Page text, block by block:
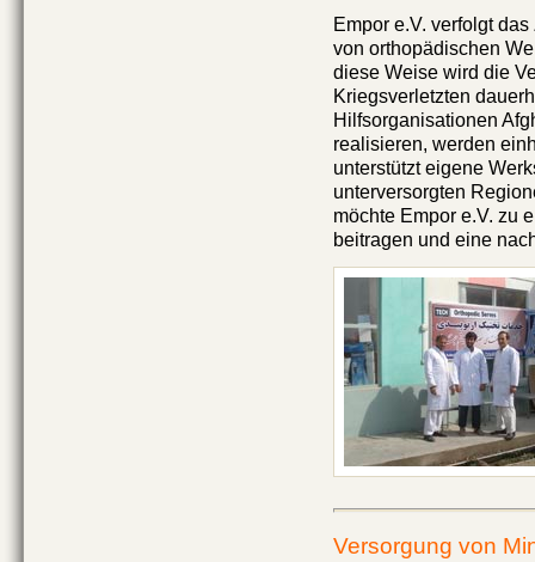
Empor e.V. verfolgt
von orthopädischen
diese Weise wird die
Kriegsverletzten
Hilfsorganisationen
realisieren, werden
unterstützt eigene
unterversorgten
möchte Empor e.V. zu
beitragen und eine
Versorgung von